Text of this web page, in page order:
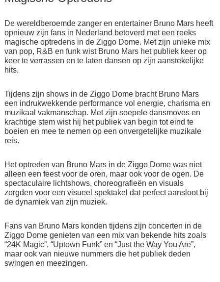
De wereldberoemde zanger en entertainer Bruno Mars heeft
opnieuw zijn fans in Nederland betoverd met een reeks
magische optredens in de Ziggo Dome. Met zijn unieke mix
van pop, R&B en funk wist Bruno Mars het publiek keer op
keer te verrassen en te laten dansen op zijn aanstekelijke
hits.
Tijdens zijn shows in de Ziggo Dome bracht Bruno Mars
een indrukwekkende performance vol energie, charisma en
muzikaal vakmanschap. Met zijn soepele dansmoves en
krachtige stem wist hij het publiek van begin tot eind te
boeien en mee te nemen op een onvergetelijke muzikale
reis.
Het optreden van Bruno Mars in de Ziggo Dome was niet
alleen een feest voor de oren, maar ook voor de ogen. De
spectaculaire lichtshows, choreografieën en visuals
zorgden voor een visueel spektakel dat perfect aansloot bij
de dynamiek van zijn muziek.
Fans van Bruno Mars konden tijdens zijn concerten in de
Ziggo Dome genieten van een mix van bekende hits zoals
“24K Magic”, “Uptown Funk” en “Just the Way You Are”,
maar ook van nieuwe nummers die het publiek deden
swingen en meezingen.